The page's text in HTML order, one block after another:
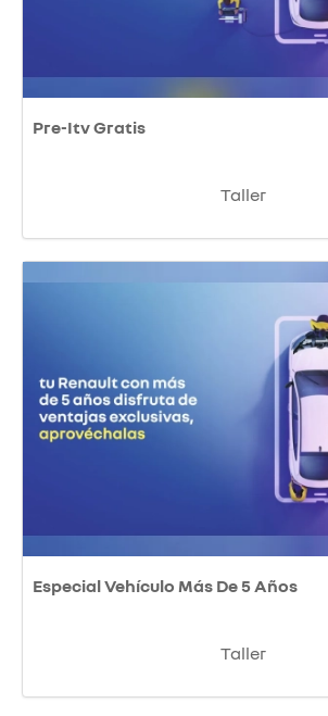
Pre-Itv Gratis
Taller
Especial Vehículo Más De 5 Años
Taller